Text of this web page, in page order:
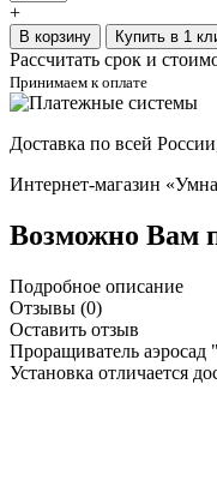
+
В корзину Купить в 1
Рассчитать срок и
Принимаем к оплате
Доставка по всей
Интернет-магазин
Возможно Вам
Подробное описание
Отзывы (0)
Оставить отзыв
Проращиватель аэросад
Установка отличается